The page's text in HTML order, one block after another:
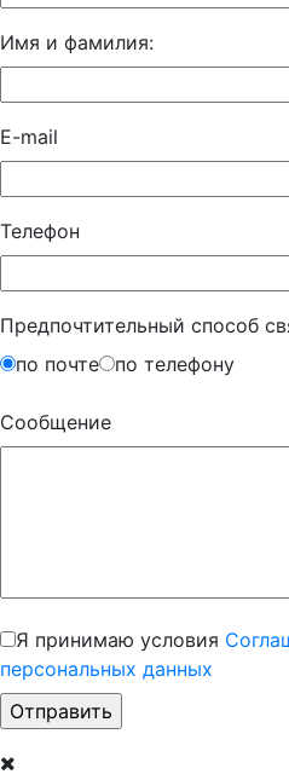
Имя и фамилия:
E-mail
Телефон
Предпочтительный способ
по почте
по телефону
Сообщение
Я принимаю условия
персональных данных